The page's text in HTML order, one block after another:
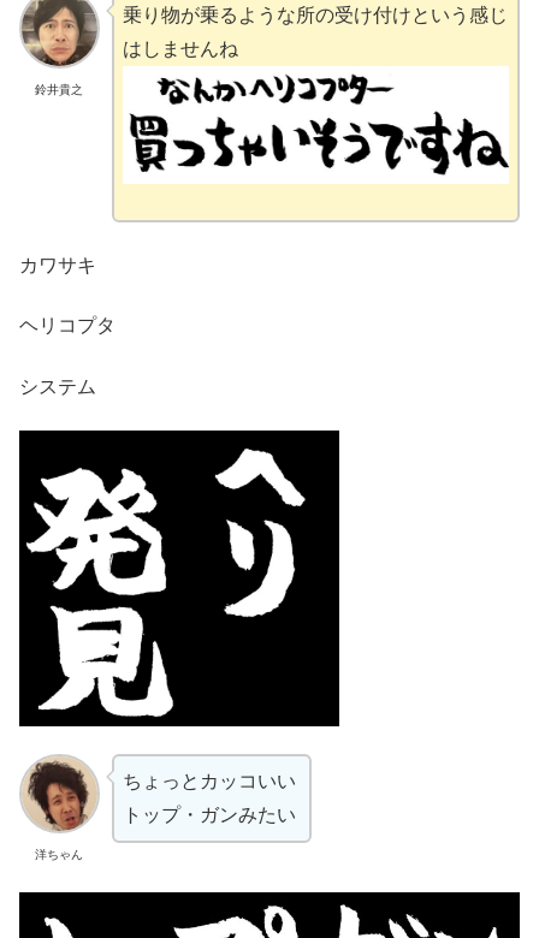
鈴井貴之
乗り物が乗るような所の受け付けという感じ
はしませんね
カワサキ
ヘリコプタ
システム
洋ちゃん
ちょっとカッコいい
トップ・ガンみたい